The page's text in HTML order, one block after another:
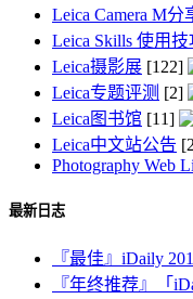
Leica Camera M分
Leica Skills 使用技
Leica摄影展 [122]
Leica专题评测 [2]
Leica图书馆 [11]
Leica中文站公告
Photography Web
最新日志
『最佳』iDaily
『年终推荐』「